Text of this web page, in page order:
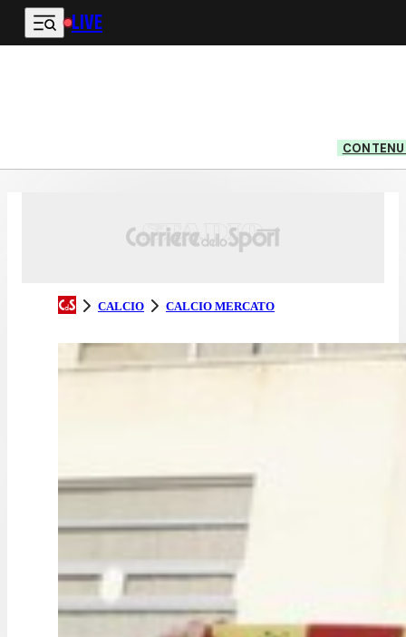
Vai al contenuto principale
LIVE
CALCIO CALCIO MERCATO